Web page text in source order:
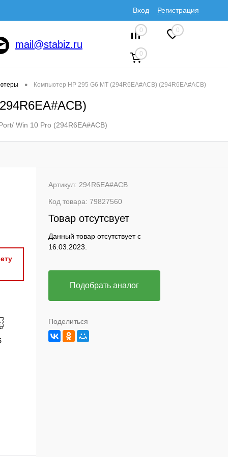
Вход Регистрация
mail@stabiz.ru
0 0
0
• Компьютер HP 295 G6 MT (294R6EA#ACB) (294R6EA#ACB)
Win 10 Pro (294R6EA#ACB)
Артикул: 294R6EA#ACB
Код товара: 79827560
Товар отсутсвует
Данный товар отсутствует с
16.03.2023.
Подобрать аналог
Поделиться